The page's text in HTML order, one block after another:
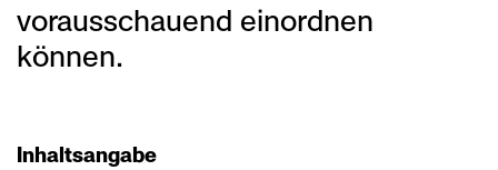
vorausschauend einordnen
können.
Inhaltsangabe